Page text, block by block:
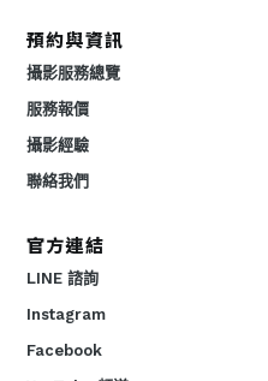
預約與資訊
攝影服務總覽
服務報價
攝影經驗
聯絡我們
官方連結
LINE 諮詢
Instagram
Facebook